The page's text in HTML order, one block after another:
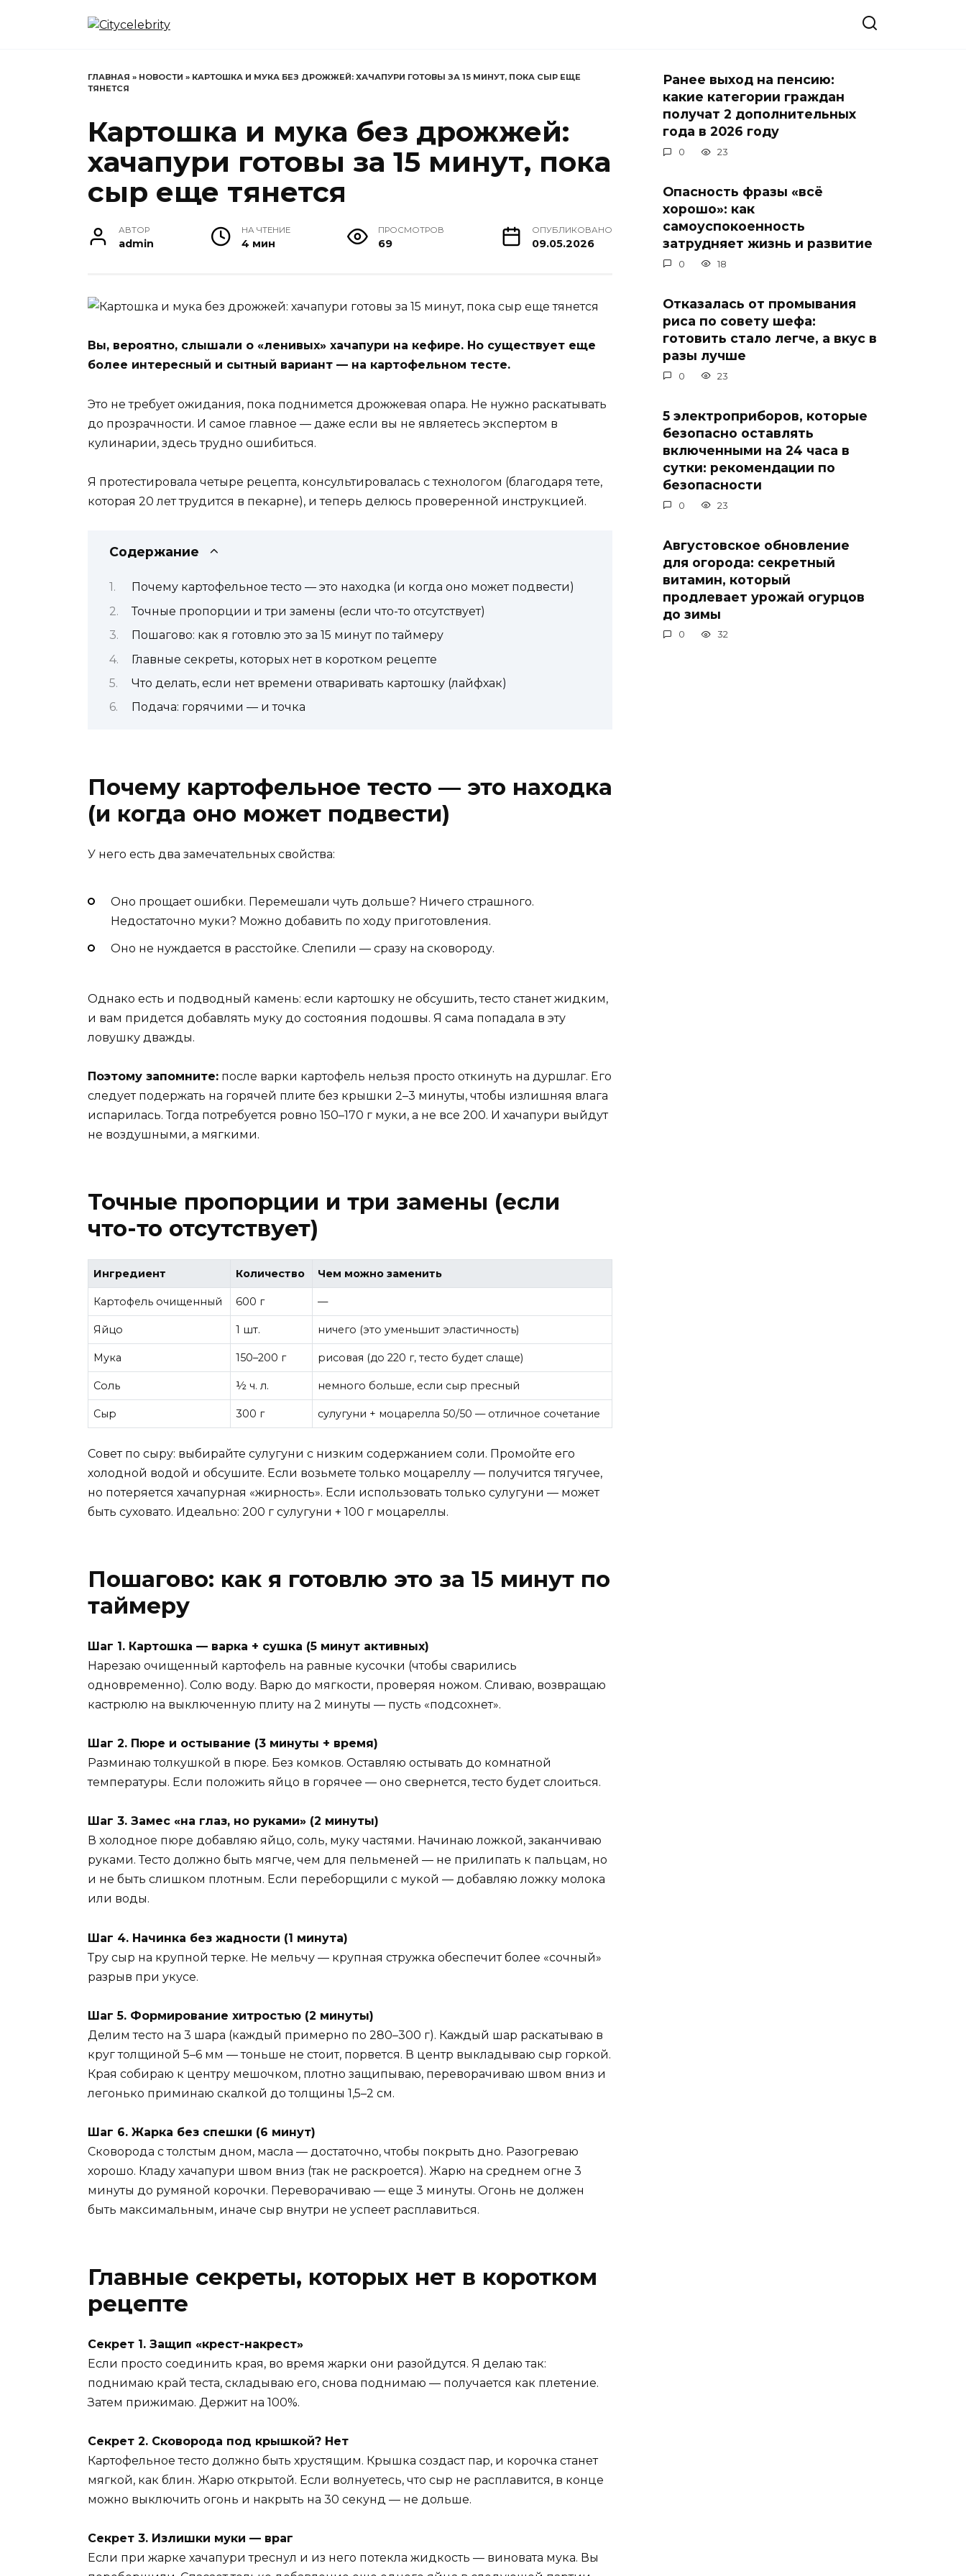
ГЛАВНАЯ » НОВОСТИ » КАРТОШКА И МУКА БЕЗ ДРОЖЖЕЙ: ХАЧАПУРИ ГОТОВЫ ЗА 15 МИНУТ, ПОКА СЫР ЕЩЕ
ТЯНЕТСЯ
Картошка и мука без дрожжей:
хачапури готовы за 15 минут, пока
сыр еще тянется
АВТОР
admin
НА ЧТЕНИЕ
4 мин
ПРОСМОТРОВ
69
ОПУБЛИКОВАНО
09.05.2026
Вы, вероятно, слышали о «ленивых» хачапури на кефире. Но существует еще
более интересный и сытный вариант — на картофельном тесте.
Это не требует ожидания, пока поднимется дрожжевая опара. Не нужно раскатывать
до прозрачности. И самое главное — даже если вы не являетесь экспертом в
кулинарии, здесь трудно ошибиться.
Я протестировала четыре рецепта, консультировалась с технологом (благодаря тете,
которая 20 лет трудится в пекарне), и теперь делюсь проверенной инструкцией.
Содержание
Почему картофельное тесто — это находка (и когда оно может подвести)
Точные пропорции и три замены (если что-то отсутствует)
Пошагово: как я готовлю это за 15 минут по таймеру
Главные секреты, которых нет в коротком рецепте
Что делать, если нет времени отваривать картошку (лайфхак)
Подача: горячими — и точка
Почему картофельное тесто — это находка
(и когда оно может подвести)
У него есть два замечательных свойства:
Оно прощает ошибки. Перемешали чуть дольше? Ничего страшного.
Недостаточно муки? Можно добавить по ходу приготовления.
Оно не нуждается в расстойке. Слепили — сразу на сковороду.
Однако есть и подводный камень: если картошку не обсушить, тесто станет жидким,
и вам придется добавлять муку до состояния подошвы. Я сама попадала в эту
ловушку дважды.
Поэтому запомните: после варки картофель нельзя просто откинуть на дуршлаг. Его
следует подержать на горячей плите без крышки 2–3 минуты, чтобы излишняя влага
испарилась. Тогда потребуется ровно 150–170 г муки, а не все 200. И хачапури выйдут
не воздушными, а мягкими.
Точные пропорции и три замены (если
что-то отсутствует)
Ингредиент Количество Чем можно заменить
Картофель очищенный 600 г —
Яйцо 1 шт. ничего (это уменьшит эластичность)
Мука 150–200 г рисовая (до 220 г, тесто будет слаще)
Соль ½ ч. л. немного больше, если сыр пресный
Сыр 300 г сулугуни + моцарелла 50/50 — отличное сочетание
Совет по сыру: выбирайте сулугуни с низким содержанием соли. Промойте его
холодной водой и обсушите. Если возьмете только моцареллу — получится тягучее,
но потеряется хачапурная «жирность». Если использовать только сулугуни — может
быть суховато. Идеально: 200 г сулугуни + 100 г моцареллы.
Пошагово: как я готовлю это за 15 минут по
таймеру
Шаг 1. Картошка — варка + сушка (5 минут активных)
Нарезаю очищенный картофель на равные кусочки (чтобы сварились
одновременно). Солю воду. Варю до мягкости, проверяя ножом. Сливаю, возвращаю
кастрюлю на выключенную плиту на 2 минуты — пусть «подсохнет».
Шаг 2. Пюре и остывание (3 минуты + время)
Разминаю толкушкой в пюре. Без комков. Оставляю остывать до комнатной
температуры. Если положить яйцо в горячее — оно свернется, тесто будет слоиться.
Шаг 3. Замес «на глаз, но руками» (2 минуты)
В холодное пюре добавляю яйцо, соль, муку частями. Начинаю ложкой, заканчиваю
руками. Тесто должно быть мягче, чем для пельменей — не прилипать к пальцам, но
и не быть слишком плотным. Если переборщили с мукой — добавляю ложку молока
или воды.
Шаг 4. Начинка без жадности (1 минута)
Тру сыр на крупной терке. Не мельчу — крупная стружка обеспечит более «сочный»
разрыв при укусе.
Шаг 5. Формирование хитростью (2 минуты)
Делим тесто на 3 шара (каждый примерно по 280–300 г). Каждый шар раскатываю в
круг толщиной 5–6 мм — тоньше не стоит, порвется. В центр выкладываю сыр горкой.
Края собираю к центру мешочком, плотно защипываю, переворачиваю швом вниз и
легонько приминаю скалкой до толщины 1,5–2 см.
Шаг 6. Жарка без спешки (6 минут)
Сковорода с толстым дном, масла — достаточно, чтобы покрыть дно. Разогреваю
хорошо. Кладу хачапури швом вниз (так не раскроется). Жарю на среднем огне 3
минуты до румяной корочки. Переворачиваю — еще 3 минуты. Огонь не должен
быть максимальным, иначе сыр внутри не успеет расплавиться.
Главные секреты, которых нет в коротком
рецепте
Секрет 1. Защип «крест-накрест»
Если просто соединить края, во время жарки они разойдутся. Я делаю так:
поднимаю край теста, складываю его, снова поднимаю — получается как плетение.
Затем прижимаю. Держит на 100%.
Секрет 2. Сковорода под крышкой? Нет
Картофельное тесто должно быть хрустящим. Крышка создаст пар, и корочка станет
мягкой, как блин. Жарю открытой. Если волнуетесь, что сыр не расплавится, в конце
можно выключить огонь и накрыть на 30 секунд — не дольше.
Секрет 3. Излишки муки — враг
Если при жарке хачапури треснул и из него потекла жидкость — виновата мука. Вы
Ранее выход на пенсию:
какие категории граждан
получат 2 дополнительных
года в 2026 году
0 23
Опасность фразы «всё
хорошо»: как
самоуспокоенность
затрудняет жизнь и развитие
0 18
Отказалась от промывания
риса по совету шефа:
готовить стало легче, а вкус в
разы лучше
0 23
5 электроприборов, которые
безопасно оставлять
включенными на 24 часа в
сутки: рекомендации по
безопасности
0 23
Августовское обновление
для огорода: секретный
витамин, который
продлевает урожай огурцов
до зимы
0 32